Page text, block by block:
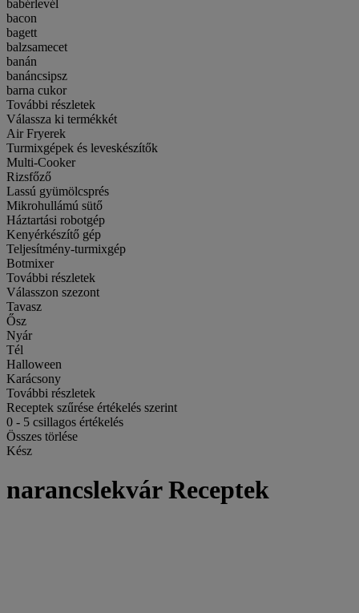
babérlevél
bacon
bagett
balzsamecet
banán
banáncsipsz
barna cukor
További részletek
Válassza ki termékkét
Air Fryerek
Turmixgépek és leveskészítők
Multi-Cooker
Rizsfőző
Lassú gyümölcsprés
Mikrohullámú sütő
Háztartási robotgép
Kenyérkészítő gép
Teljesítmény-turmixgép
Botmixer
További részletek
Válasszon szezont
Tavasz
Ősz
Nyár
Tél
Halloween
Karácsony
További részletek
Receptek szűrése értékelés szerint
0 - 5 csillagos értékelés
Összes törlése
Kész
narancslekvár Receptek